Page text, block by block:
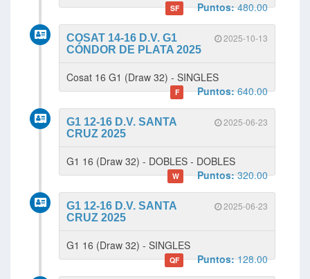
SF Puntos:480.00
2025-10-13
COSAT 14-16 D.V. G1
CÓNDOR DE PLATA 2025
Cosat 16 G1 (Draw 32) - SINGLES
F Puntos:640.00
2025-06-23
G1 12-16 D.V. SANTA
CRUZ 2025
G1 16 (Draw 32) - DOBLES - DOBLES
W Puntos:320.00
2025-06-23
G1 12-16 D.V. SANTA
CRUZ 2025
G1 16 (Draw 32) - SINGLES
QF Puntos:128.00